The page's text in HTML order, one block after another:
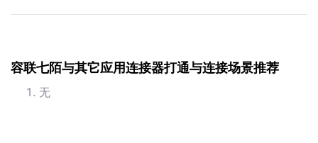
容联七陌与其它应用连接器打通与连接场景推荐
无